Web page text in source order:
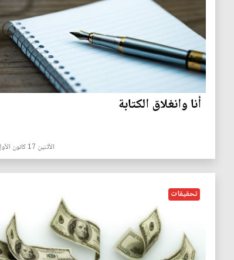
أنا وانغلاق الكتابة
الأثنين 17 كانون الأول 2018
تحقيقات